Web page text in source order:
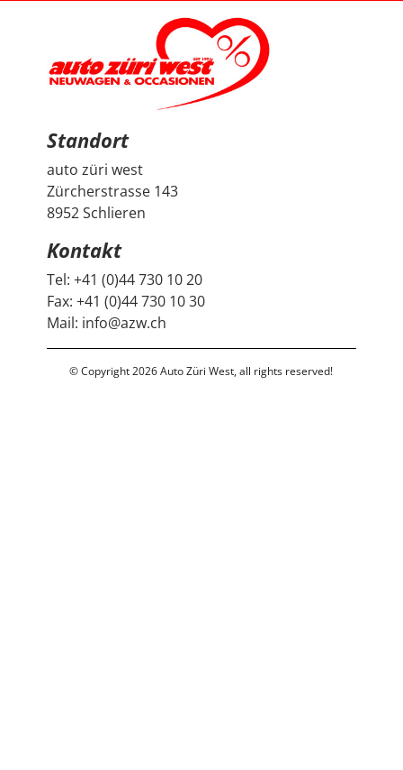
zudem, dass vor der Übergabe extra noch ein Service
durchgeführt wurde, damit wir mit dem Fahrzeug
länger Ruhe haben. Das ist nicht selbstverständlich und
hat den positiven Eindruck nochmals verstärkt. Wir
freuen uns sehr über unseren Peugeot 2008 und
bedanken uns herzlich bei Auto Züri West sowie bei
Herrn Francesco Salerno für die angenehme Beratung,
den guten Austausch und den super Deal.
Standort
auto züri west
Zürcherstrasse 143
8952 Schlieren
Kontakt
Tel:+41 (0)44 730 10 20
Fax:+41 (0)44 730 10 30
Mail: info@azw.ch
© Copyright 2026 Auto Züri West, all rights reserved!